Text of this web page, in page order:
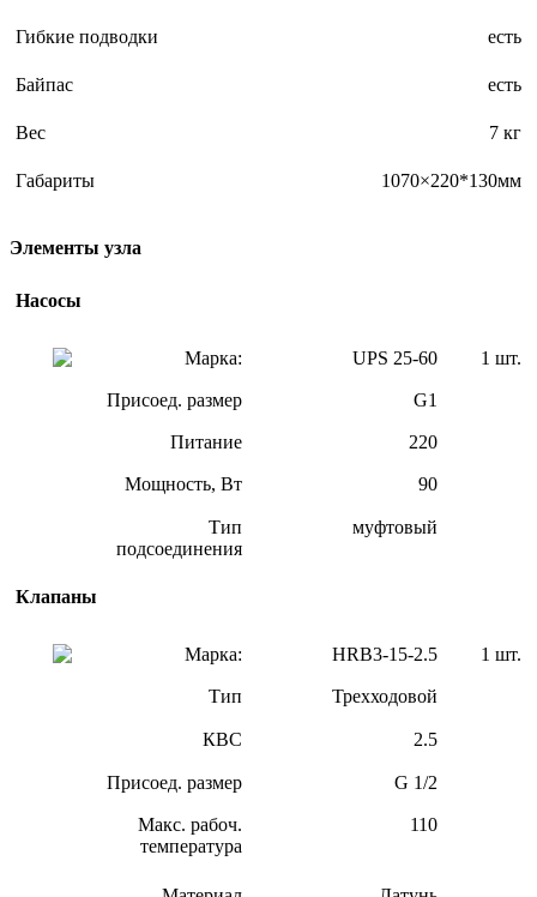
Гибкие подводки есть
Байпас есть
Вес 7 кг
Габариты 1070×220*130мм
Элементы узла
Насосы
Марка: UPS 25-60 1 шт.
Присоед. размер G1
Питание 220
Мощность, Вт 90
Тип
подсоединения
муфтовый
Клапаны
Марка: HRB3-15-2.5 1 шт.
Тип Трехходовой
КВС 2.5
Присоед. размер G 1/2
Макс. рабоч.
температура
110